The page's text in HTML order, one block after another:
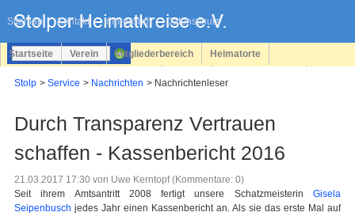
Sitemap Kontakt Impressum Datenschutz
überspringen
Startseite Verein Mitgliederbereich Heimatorte
Stolp Service Nachrichten Nachrichtenleser
Durch Transparenz Vertrauen
schaffen - Kassenbericht 2016
21.03.2017 17:30 von Uwe Kerntopf (Kommentare: 0)
Seit ihrem Amtsantritt 2008 fertigt unsere Schatzmeisterin Gisela
Seipenbusch jedes Jahr einen Kassenbericht an. Als sie das erste Mal auf